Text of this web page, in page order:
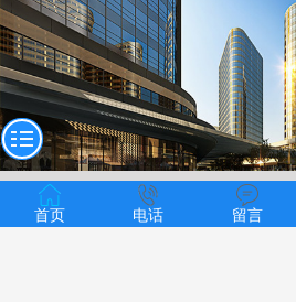
新闻资讯
建立区域协调发展新机制推进电力
首页 电话 留言